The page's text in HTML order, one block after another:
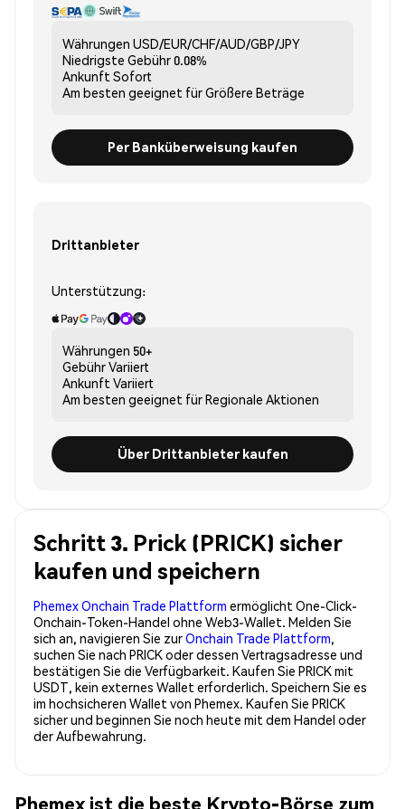
Währungen USD/EUR/CHF/AUD/GBP/JPY
Niedrigste Gebühr0.08%
Ankunft Sofort
Am besten geeignet fürGrößere Beträge
Per Banküberweisung kaufen
Drittanbieter
Unterstützung:
Währungen 50+
GebührVariiert
Ankunft Variiert
Am besten geeignet fürRegionale Aktionen
Über Drittanbieter kaufen
Schritt 3. Prick (PRICK) sicher
kaufen und speichern
Phemex Onchain Trade Plattform ermöglicht One-Click-
Onchain-Token-Handel ohne Web3-Wallet. Melden Sie
sich an, navigieren Sie zurOnchain Trade Plattform,
suchen Sie nach PRICK oder dessen Vertragsadresse und
bestätigen Sie die Verfügbarkeit. Kaufen Sie PRICK mit
USDT, kein externes Wallet erforderlich. Speichern Sie es
im hochsicheren Wallet von Phemex. Kaufen Sie PRICK
sicher und beginnen Sie noch heute mit dem Handel oder
der Aufbewahrung.
Phemex ist die beste Krypto-Börse zum